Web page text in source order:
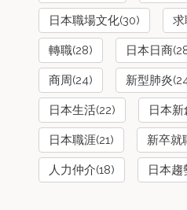
日本職場文化(30) 求
轉職(28) 日本日商
商周(24) 新型肺炎
日本生活(22) 日本新
日本職涯(21) 新卒就
人力仲介(18) 日本趨